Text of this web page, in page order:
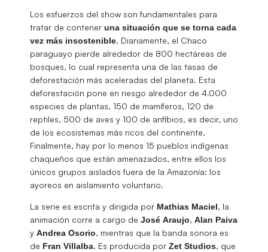
Los esfuerzos del show son fundamentales para
tratar de contener una situación que se torna cada
vez más insostenible. Diariamente, el Chaco
paraguayo pierde alrededor de 800 hectáreas de
bosques, lo cual representa una de las tasas de
deforestación más aceleradas del planeta. Esta
deforestación pone en riesgo alrededor de 4.000
especies de plantas, 150 de mamíferos, 120 de
reptiles, 500 de aves y 100 de anfibios, es decir, uno
de los ecosistemas más ricos del continente.
Finalmente, hay por lo menos 15 pueblos indígenas
chaqueños que están amenazados, entre ellos los
únicos grupos aislados fuera de la Amazonía: los
ayoreos en aislamiento voluntario.
La serie es escrita y dirigida por Mathias Maciel, la
animación corre a cargo de José Araujo, Alan Paiva
y Andrea Osorio, mientras que la banda sonora es
de Fran Villalba. Es producida por Zet Studios, que